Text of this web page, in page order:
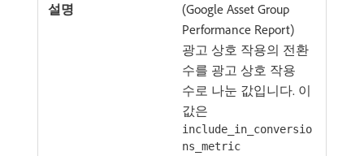
(Google Asset Group
Performance Report)
광고 상호 작용의 전환
수를 광고 상호 작용
수로 나눈 값입니다. 이
값은
include_in_conversio
ns_metric